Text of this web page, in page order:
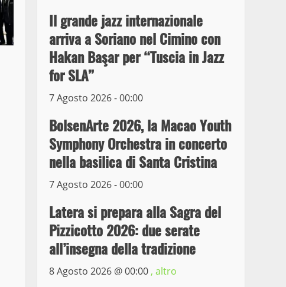
Il grande jazz internazionale
arriva a Soriano nel Cimino con
Hakan Başar per “Tuscia in Jazz
for SLA”
7 Agosto 2026 - 00:00
BolsenArte 2026, la Macao Youth
Symphony Orchestra in concerto
nella basilica di Santa Cristina
7 Agosto 2026 - 00:00
Latera si prepara alla Sagra del
Pizzicotto 2026: due serate
all’insegna della tradizione
8 Agosto 2026 @00:00 , altro
Wiplanet Baseball supera
il Napoli
4
La Polizia di Stato arresta
il ladro seriale delle auto
in sosta a Viterbo
10 Maggio 2023
5
Prorogata la mostra dei
bozzetti di Michelangelo
Buonarroti ospitata al
Museo dei Portici
19 Gennaio 2023
Trasporto pubblico locale,